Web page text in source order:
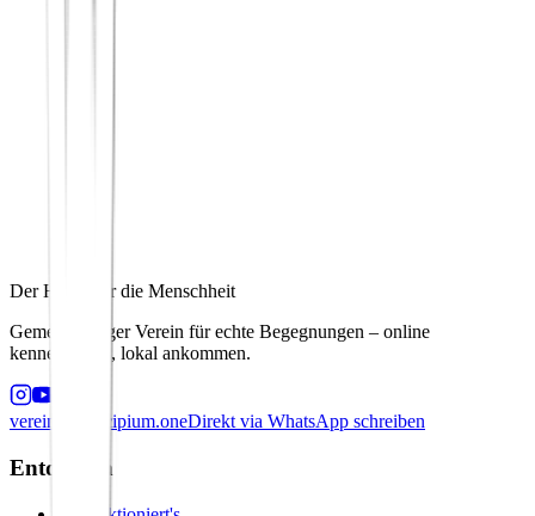
Der Hafen für die Menschheit
Gemeinnütziger Verein für echte Begegnungen – online
kennenlernen, lokal ankommen.
verein@principium.oneDirekt via WhatsApp schreiben
Entdecken